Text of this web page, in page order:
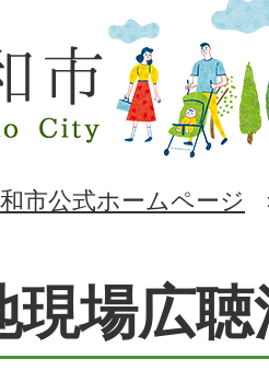
市公式ホームページ
現場広聴